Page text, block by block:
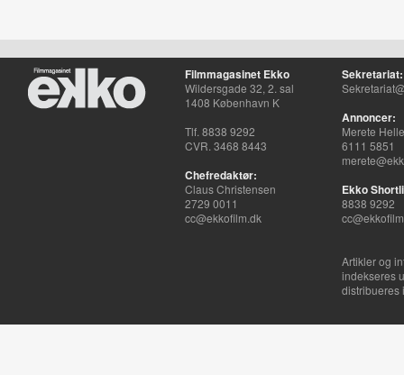
Filmmagasinet Ekko
Wildersgade 32, 2. sal
1408 København K
Tlf. 8838 9292
CVR. 3468 8443
Chefredaktør:
Claus Christensen
2729 0011
cc@ekkofilm.dk
Sekretariat:
Annoncer:
Merete
6111 5851
Ekko
8838 9292
Artikler og
indekseres
distribueres